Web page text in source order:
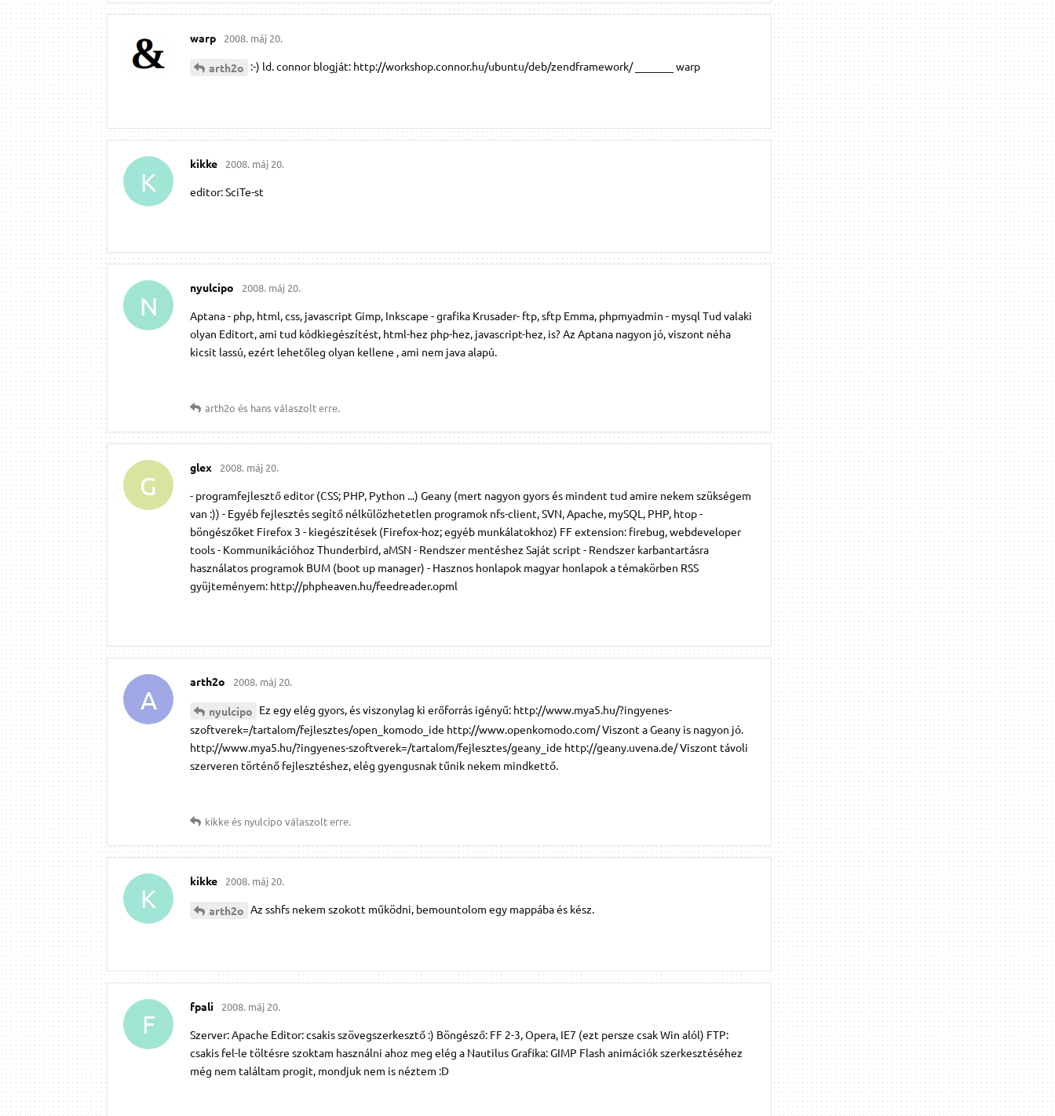
warp 2008. máj 20.
arth2o :-) ld. connor blogját: http://workshop.connor.hu/ubuntu/deb/zendframework/ _______ warp
K
kikke 2008. máj 20.
editor: SciTe-st
N
nyulcipo 2008. máj 20.
Aptana - php, html, css, javascript Gimp, Inkscape - grafika Krusader- ftp, sftp Emma, phpmyadmin - mysql Tud valaki
olyan Editort, ami tud kódkiegészítést, html-hez php-hez, javascript-hez, is? Az Aptana nagyon jó, viszont néha
kicsit lassú, ezért lehetőleg olyan kellene , ami nem java alapú.
arth2o és hansválaszolt erre.
G
glex 2008. máj 20.
- programfejlesztő editor (CSS; PHP, Python ...) Geany (mert nagyon gyors és mindent tud amire nekem szükségem
van :)) - Egyéb fejlesztés segítő nélkülözhetetlen programok nfs-client, SVN, Apache, mySQL, PHP, htop -
böngészőket Firefox 3 - kiegészítések (Firefox-hoz; egyéb munkálatokhoz) FF extension: firebug, webdeveloper
tools - Kommunikációhoz Thunderbird, aMSN - Rendszer mentéshez Saját script - Rendszer karbantartásra
használatos programok BUM (boot up manager) - Hasznos honlapok magyar honlapok a témakörben RSS
gyüjteményem: http://phpheaven.hu/feedreader.opml
A
arth2o 2008. máj 20.
nyulcipo Ez egy elég gyors, és viszonylag ki erőforrás igényű: http://www.mya5.hu/?ingyenes-
szoftverek=/tartalom/fejlesztes/open_komodo_ide http://www.openkomodo.com/ Viszont a Geany is nagyon jó.
http://www.mya5.hu/?ingyenes-szoftverek=/tartalom/fejlesztes/geany_ide http://geany.uvena.de/ Viszont távoli
szerveren történő fejlesztéshez, elég gyengusnak tűnik nekem mindkettő.
kikkeés nyulcipo válaszolt erre.
K
kikke 2008. máj 20.
arth2o Az sshfs nekem szokott működni, bemountolom egy mappába és kész.
F
fpali 2008. máj 20.
Szerver: Apache Editor: csakis szövegszerkesztő :) Böngésző: FF 2-3, Opera, IE7 (ezt persze csak Win alól) FTP:
csakis fel-le töltésre szoktam használni ahoz meg elég a Nautilus Grafika: GIMP Flash animációk szerkesztéséhez
még nem találtam progit, mondjuk nem is néztem :D